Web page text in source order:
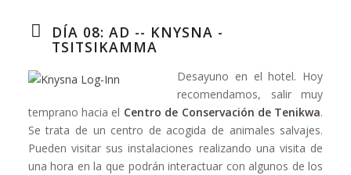
DÍA 08: AD -- KNYSNA -
TSITSIKAMMA
Desayuno en el hotel. Hoy
recomendamos, salir muy
temprano hacia el Centro de Conservación de Tenikwa.
Se trata de un centro de acogida de animales salvajes.
Pueden visitar sus instalaciones realizando una visita de
una hora en la que podrán interactuar con algunos de los